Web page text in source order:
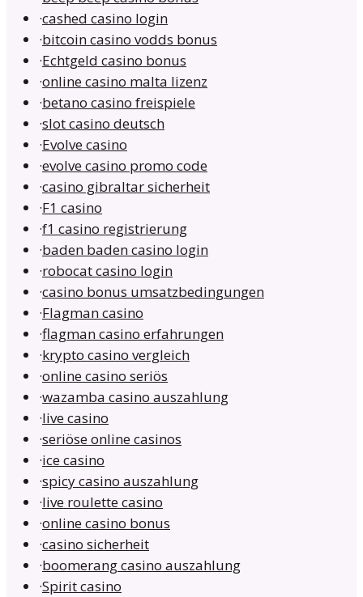
·cashed casino login
·bitcoin casino vodds bonus
·Echtgeld casino bonus
·online casino malta lizenz
·betano casino freispiele
·slot casino deutsch
·Evolve casino
·evolve casino promo code
·casino gibraltar sicherheit
·F1 casino
·f1 casino registrierung
·baden baden casino login
·robocat casino login
·casino bonus umsatzbedingungen
·Flagman casino
·flagman casino erfahrungen
·krypto casino vergleich
·online casino seriös
·wazamba casino auszahlung
·live casino
·seriöse online casinos
·ice casino
·spicy casino auszahlung
·live roulette casino
·online casino bonus
·casino sicherheit
·boomerang casino auszahlung
·Spirit casino